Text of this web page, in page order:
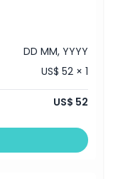
DD MM, YYYY
US$ 52 × 1
US$ 52